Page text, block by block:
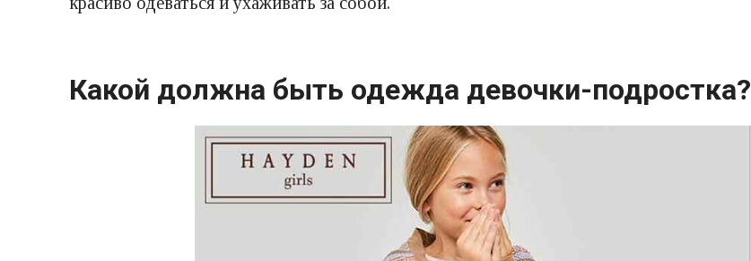
Какой должна быть одежда девочки-подростка?